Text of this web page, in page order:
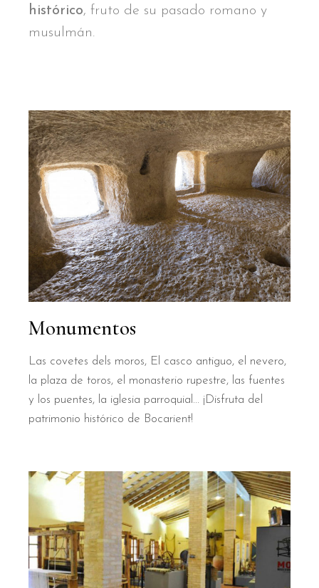
histórico, fruto de su pasado romano y
musulmán.
Monumentos
Las covetes dels moros, El casco antiguo, el nevero,
la plaza de toros, el monasterio rupestre, las fuentes
y los puentes, la iglesia parroquial... ¡Disfruta del
patrimonio histórico de Bocarient!